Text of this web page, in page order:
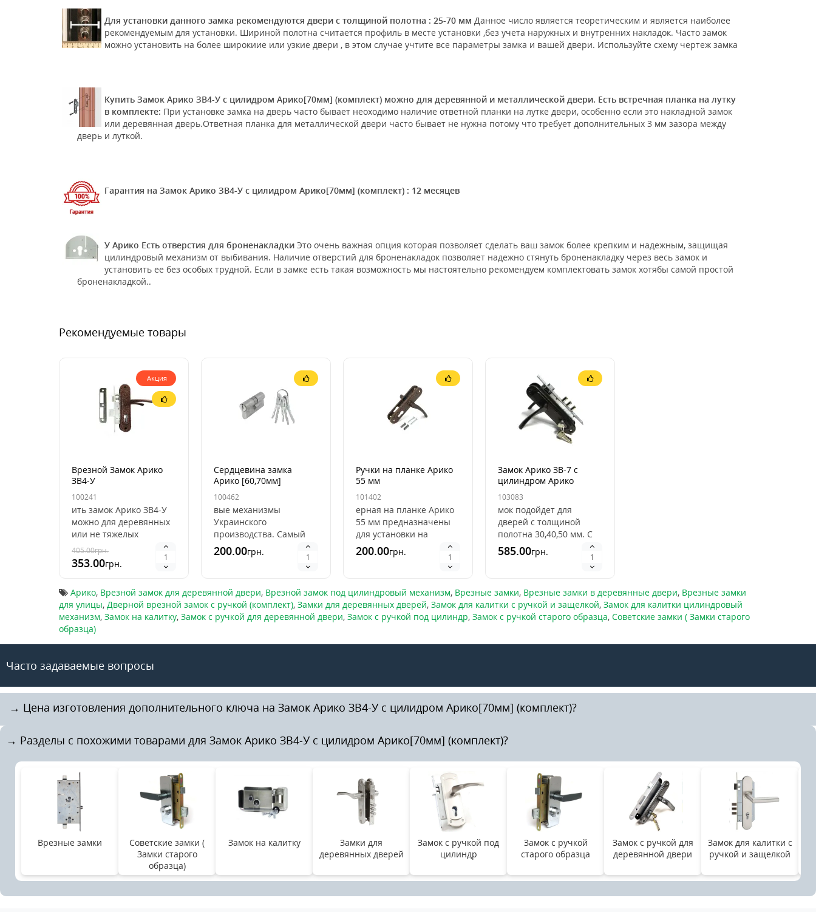
Для установки данного замка рекомендуются двери с толщиной полотна : 25-70 мм Данное число является теоретическим и является наиболее
рекомендуемым для установки. Шириной полотна считается профиль в месте установки ,без учета наружных и внутренних накладок. Часто замок
можно установить на более широкиие или узкие двери , в этом случае учтите все параметры замка и вашей двери. Используйте схему чертеж замка
Купить Замок Арико ЗВ4-У с цилидром Арико[70мм] (комплект) можно для деревянной и металлической двери. Есть встречная планка на лутку
в комплекте: При установке замка на дверь часто бывает неоходимо наличие ответной планки на лутке двери, особенно если это накладной замок
или деревянная дверь.Ответная планка для металлической двери часто бывает не нужна потому что требует дополнительных 3 мм зазора между
дверь и луткой.
Гарантия на Замок Арико ЗВ4-У с цилидром Арико[70мм] (комплект) : 12 месяцев
У Арико Есть отверстия для броненакладки Это очень важная опция которая позволяет сделать ваш замок более крепким и надежным, защищая
цилиндровый механизм от выбивания. Наличие отверстий для броненакладок позволяет надежно стянуть броненакладку через весь замок и
установить ее без особых трудной. Если в замке есть такая возможность мы настоятельно рекомендуем комплектовать замок хотябы самой простой
броненакладкой..
Рекомендуемые товары
Акция
Врезной Замок Арико
ЗВ4-У
100241
ить замок Арико ЗВ4-У
можно для деревянных
или не тяжелых
металлических дверей,
калиток.Межосевое
расстояние 55
405.00грн.
353.00грн.
Сердцевина замка
Арико [60,70мм]
100462
вые механизмы
Украинского
производства. Самый
главный плюс такого
цилиндра для врезного
200.00грн.
Ручки на планке Арико
55 мм
101402
ерная на планке Арико
55 мм предназначены
для установки на
входные металлические
и деревянные двери.
200.00грн.
Замок Арико ЗВ-7 с
цилиндром Арико
[70мм] (комплект)
103083
мок подойдет для
дверей с толщиной
полотна 30,40,50 мм. С
внутренней и наружной
стороны замок
585.00грн.
Арико, Врезной замок для деревянной двери, Врезной замок под цилиндровый механизм, Врезные замки, Врезные замки в деревянные двери, Врезные замки
для улицы, Дверной врезной замок с ручкой (комплект), Замки для деревянных дверей, Замок для калитки с ручкой и защелкой, Замок для калитки цилиндровый
механизм, Замок на калитку, Замок с ручкой для деревянной двери, Замок с ручкой под цилиндр, Замок с ручкой старого образца, Советские замки ( Замки старого
образца)
Часто задаваемые вопросы
️ → Цена изготовления дополнительного ключа на Замок Арико ЗВ4-У с цилидром Арико[70мм] (комплект)?
→ Разделы с похожими товарами для Замок Арико ЗВ4-У с цилидром Арико[70мм] (комплект)?
Врезные замки
Советские замки (
Замки старого
образца)
Замок на калитку
Замки для
деревянных дверей
Замок с ручкой под
цилиндр
Замок с ручкой
старого образца
Замок с ручкой для
деревянной двери
Замок для калитки с
ручкой и защелкой